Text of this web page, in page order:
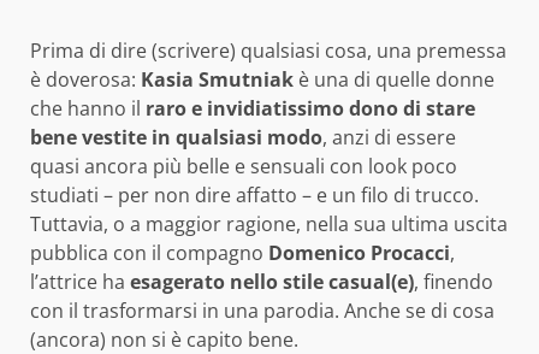
Prima di dire (scrivere) qualsiasi cosa, una premessa
è doverosa: Kasia Smutniak è una di quelle donne
che hanno il raro e invidiatissimo dono di stare
bene vestite in qualsiasi modo, anzi di essere
quasi ancora più belle e sensuali con look poco
studiati – per non dire affatto – e un filo di trucco.
Tuttavia, o a maggior ragione, nella sua ultima uscita
pubblica con il compagno Domenico Procacci,
l’attrice ha esagerato nello stile casual(e), finendo
con il trasformarsi in una parodia. Anche se di cosa
(ancora) non si è capito bene.